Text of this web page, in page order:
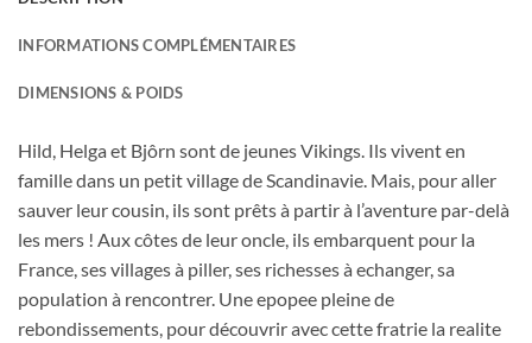
INFORMATIONS COMPLÉMENTAIRES
DIMENSIONS & POIDS
Hild, Helga et Bjôrn sont de jeunes Vikings. Ils vivent en
famille dans un petit village de Scandinavie. Mais, pour aller
sauver leur cousin, ils sont prêts à partir à l’aventure par-delà
les mers ! Aux côtes de leur oncle, ils embarquent pour la
France, ses villages à piller, ses richesses à echanger, sa
population à rencontrer. Une epopee pleine de
rebondissements, pour découvrir avec cette fratrie la realite